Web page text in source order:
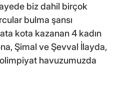
biz dahil birçok
bulma şansı
kota kazanan 4 kadın
Şimal ve Şevval İlayda,
havuzumuzda